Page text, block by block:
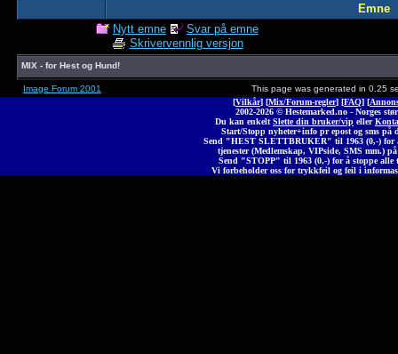
Emne
Nytt emne
Svar på emne
Skrivervennlig versjon
MIX - for Hest og Hund!
Image Forum 2001
This page was generated in 0.25
[Vilkår] [Mix/Forum-regler] [FAQ] [
2002-2026 © Hestemarked.no - Norges
Du kan enkelt Slette din bruker/vip eller
Start/Stopp nyheter+info pr epost og sms på
Send "HEST SLETTBRUKER" til 1963 (0,-) for
tjenester (Medlemskap, VIPside, SMS mm.)
Send "STOPP" til 1963 (0,-) for å stoppe alle
Vi forbeholder oss for trykkfeil og feil i